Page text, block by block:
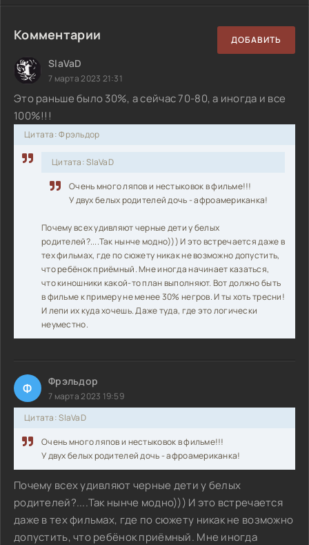
Комментарии ДОБАВИТЬ
SlaVaD
7 марта 2023 21:31
Это раньше было 30%, а сейчас 70-80, а иногда и все
100%!!!
Цитата: Фрэльдор
Цитата: SlaVaD
Очень много ляпов и нестыковок в фильме!!!
У двух белых родителей дочь - афроамериканка!
Почему всех удивляют черные дети у белых
родителей?....Так нынче модно))) И это встречается даже в
тех фильмах, где по сюжету никак не возможно допустить,
что ребёнок приёмный. Мне иногда начинает казаться,
что киношники какой-то план выполняют. Вот должно быть
в фильме к примеру не менее 30% негров. И ты хоть тресни!
И лепи их куда хочешь. Даже туда, где это логически
неуместно.
Ф Фрэльдор
7 марта 2023 19:59
Цитата: SlaVaD
Очень много ляпов и нестыковок в фильме!!!
У двух белых родителей дочь - афроамериканка!
Почему всех удивляют черные дети у белых
родителей?....Так нынче модно))) И это встречается
даже в тех фильмах, где по сюжету никак не возможно
допустить, что ребёнок приёмный. Мне иногда